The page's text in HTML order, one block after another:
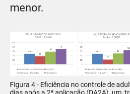
menor.
Figura 4 - Eficiência no controle de